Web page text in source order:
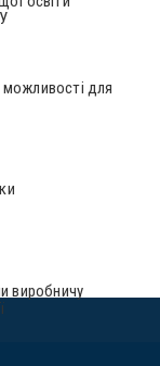
для
виробничу